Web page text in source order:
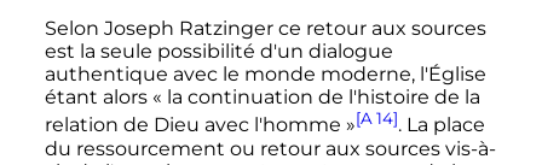
Selon Joseph Ratzinger ce retour aux sources
est la seule possibilité d'un dialogue
authentique avec le monde moderne, l'Église
étant alors « la continuation de l'histoire de la
relation de Dieu avec l'homme »[A 14]. La place
du ressourcement ou retour aux sources vis-à-